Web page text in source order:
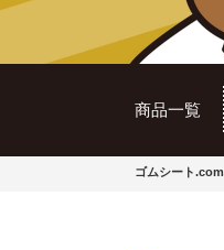
商品一覧
ゴムシート.com